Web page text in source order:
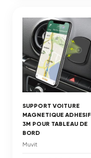
SUPPORT VOITURE
MAGNETIQUE ADHESIF
3M POUR TABLEAU DE
BORD
Muvit